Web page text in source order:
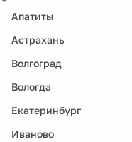
Апатиты
Астрахань
Волгоград
Вологда
Екатеринбург
Иваново